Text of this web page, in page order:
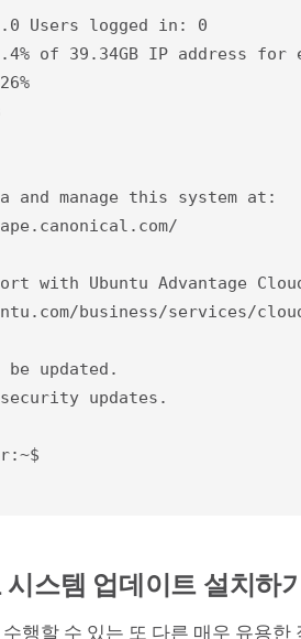
Users logged in: 0
of 39.34GB IP address for
and manage this system at:
with Ubuntu Advantage
business/services/
be updated.
updates.
스템 업데이트 설치하
행할 수 있는 또 다른 매우 유용